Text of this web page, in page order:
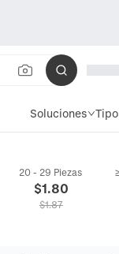
Soluciones
20 - 29 Piezas
$1.80
$1.87